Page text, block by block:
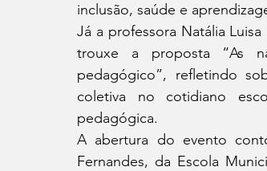
inclusão, saúde e
Já a professora Natália
trouxe a proposta “As
pedagógico”, refletindo
coletiva no cotidiano
pedagógica.
A abertura do evento
Fernandes, da Escola